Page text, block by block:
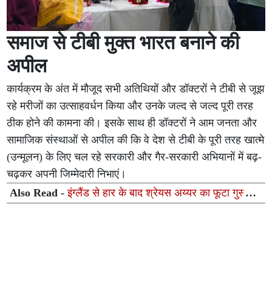
समाज से टीबी मुक्त भारत बनाने की
अपील
कार्यक्रम के अंत में मौजूद सभी अतिथियों और डॉक्टरों ने टीबी से जूझ
रहे मरीजों का उत्साहवर्धन किया और उनके जल्द से जल्द पूरी तरह
ठीक होने की कामना की। इसके साथ ही डॉक्टरों ने आम जनता और
सामाजिक संस्थाओं से अपील की कि वे देश से टीबी के पूरी तरह खात्मे
(उन्मूलन) के लिए चल रहे सरकारी और गैर-सरकारी अभियानों में बढ़-
चढ़कर अपनी जिम्मेदारी निभाएं।
Also Read -इंग्लैंड से हार के बाद श्रेयस अय्यर का फूटा गुस्सा,
टीम की इस बड़ी कमजोरी को बताया हार की मुख्य वजह